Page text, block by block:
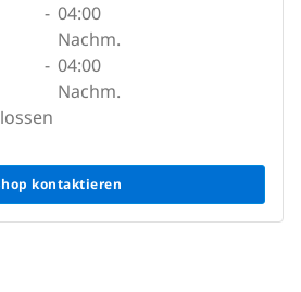
- 04:00
Nachm.
- 04:00
Nachm.
kontaktieren